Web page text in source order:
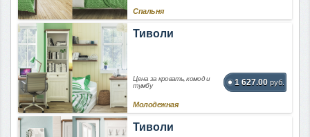
Спальня
Тиволи
Цена за кровать, комод и
тумбу
1 627.00 руб.
Молодежная
Тиволи